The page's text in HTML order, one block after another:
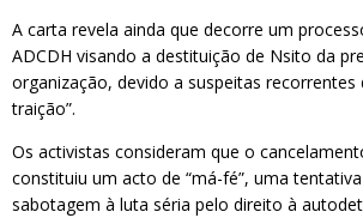
A carta revela ainda que decorre um
ADCDH visando a destituição de Nsito da
organização, devido a suspeitas recorrentes
traição”.
Os activistas consideram que o
constituiu um acto de “má-fé”, uma
sabotagem à luta séria pelo direito à